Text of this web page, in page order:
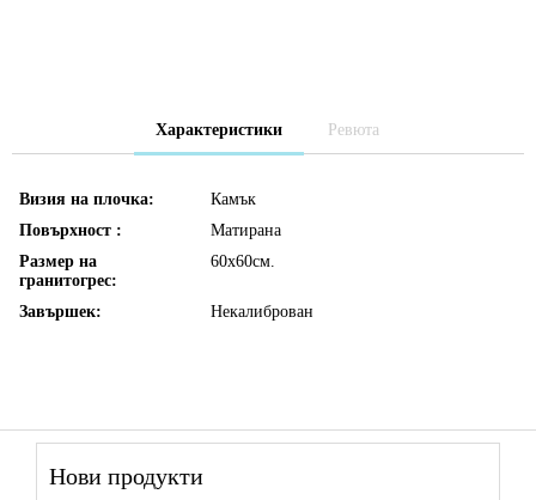
Характеристики Ревюта
Визия на плочка:
Камък
Повърхност :
Матирана
Размер на
гранитогрес:
60х60см.
Завършек: Некалиброван
Нови продукти